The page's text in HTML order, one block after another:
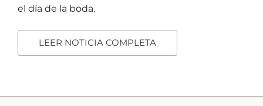
el día de la boda.
LEER NOTICIA COMPLETA